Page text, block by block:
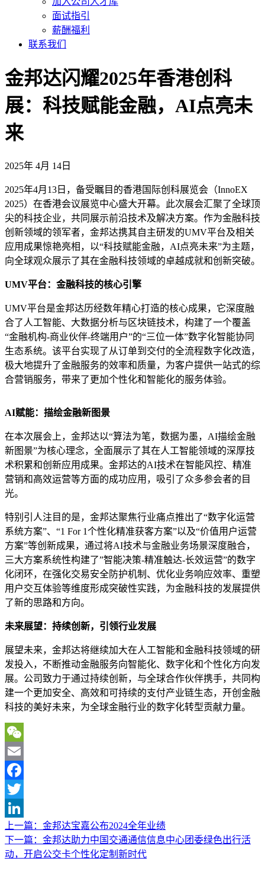
面试指引
薪酬福利
联系我们
金邦达闪耀2025年香港创科
展：科技赋能金融，AI点亮未
来
2025年 4月 14日
2025年4月13日，备受瞩目的香港国际创科展览会（InnoEX
2025）在香港会议展览中心盛大开幕。此次展会汇聚了全球顶
尖的科技企业，共同展示前沿技术及解决方案。作为金融科技
创新领域的领军者，金邦达携其自主研发的UMV平台及相关
应用成果惊艳亮相，以“科技赋能金融，AI点亮未来”为主题，
向全球观众展示了其在金融科技领域的卓越成就和创新突破。
UMV平台：金融科技的核心引擎
UMV平台是金邦达历经数年精心打造的核心成果，它深度融
合了人工智能、大数据分析与区块链技术，构建了一个覆盖
“金融机构-商业伙伴-终端用户”的“三位一体”数字化智能协同
生态系统。该平台实现了从订单到交付的全流程数字化改造，
极大地提升了金融服务的效率和质量，为客户提供一站式的综
合营销服务，带来了更加个性化和智能化的服务体验。
AI赋能：描绘金融新图景
在本次展会上，金邦达以“算法为笔，数据为墨，AI描绘金融
新图景”为核心理念，全面展示了其在人工智能领域的深厚技
术积累和创新应用成果。金邦达的AI技术在智能风控、精准
营销和高效运营等方面的成功应用，吸引了众多参会者的目
光。
特别引人注目的是，金邦达聚焦行业痛点推出了“数字化运营
系统方案”、“1 For 1个性化精准获客方案”以及“价值用户运营
方案”等创新成果，通过将AI技术与金融业务场景深度融合，
三大方案系统性构建了”智能决策-精准触达-长效运营”的数字
化闭环，在强化交易安全防护机制、优化业务响应效率、重塑
用户交互体验等维度形成突破性实践，为金融科技的发展提供
了新的思路和方向。
未来展望：持续创新，引领行业发展
展望未来，金邦达将继续加大在人工智能和金融科技领域的研
发投入，不断推动金融服务向智能化、数字化和个性化方向发
展。公司致力于通过持续创新，与全球合作伙伴携手，共同构
建一个更加安全、高效和可持续的支付产业链生态，开创金融
科技的美好未来，为全球金融行业的数字化转型贡献力量。
WeChat
Email
Facebook
Twitter
LinkedIn
文
章
上一篇：金邦达宝嘉公布2024全年业绩
下一篇：金邦达助力中国交通通信信息中心团委绿色出行活
动，开启公交卡个性化定制新时代